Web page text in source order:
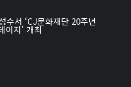
수서 ‘CJ문화재단 20주년
이지’ 개최